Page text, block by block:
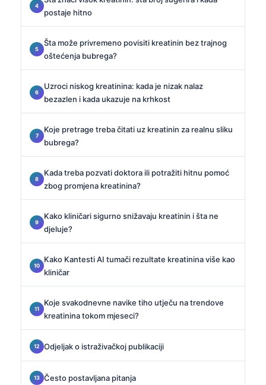
postaje hitno
Šta može privremeno povisiti kreatinin bez trajnog
oštećenja bubrega?
Uzroci niskog kreatinina: kada je nizak nalaz
bezazlen i kada ukazuje na krhkost
Koje pretrage treba čitati uz kreatinin za realnu sliku
bubrega?
Kada treba pozvati doktora ili potražiti hitnu pomoć
zbog promjena kreatinina?
Kako kliničari sigurno snižavaju kreatinin i šta ne
djeluje?
Kako Kantesti AI tumači rezultate kreatinina više kao
kliničar
Koje svakodnevne navike tiho utječu na trendove
kreatinina tokom mjeseci?
Odjeljak o istraživačkoj publikaciji
Često postavljana pitanja